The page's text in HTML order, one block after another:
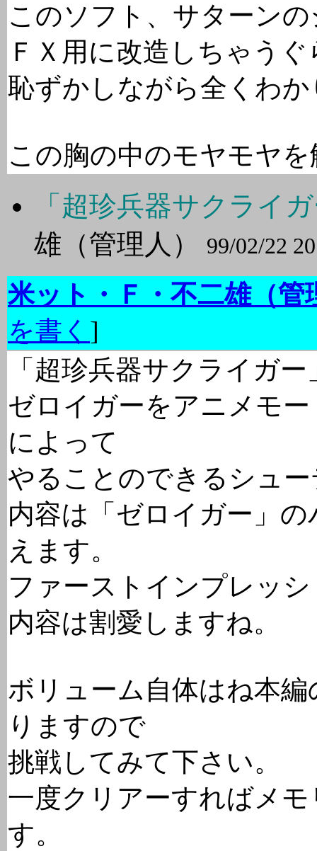
このソフト、サターン
ＦＸ用に改造しちゃう
恥ずかしながら全くわ
この胸の中のモヤモヤ
「超珍兵器サクライ
雄（管理人）
99/02/22
米ット・Ｆ・不二雄（管
を書く ]
「超珍兵器サクライガ
ゼロイガーをアニメモ
によって
やることのできるシュ
内容は「ゼロイガー」
えます。
ファーストインプレッ
内容は割愛しますね。
ボリューム自体はね本
りますので
挑戦してみて下さい。
一度クリアーすればメ
す。